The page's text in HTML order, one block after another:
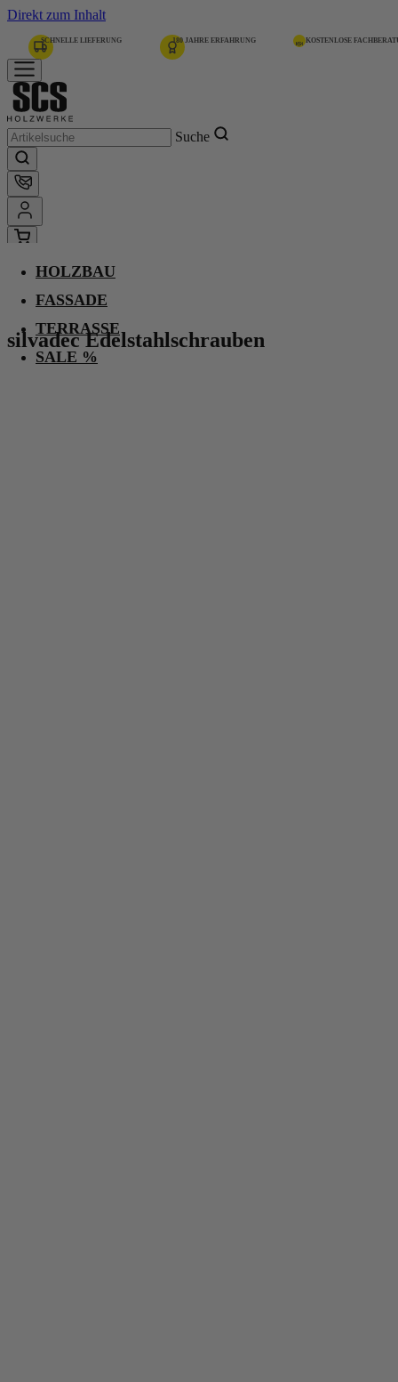
Direkt zum Inhalt
SCHNELLE LIEFERUNG 180 JAHRE ERFAHRUNG KOSTENLOSE
HOLZBAU
FASSADE
TERRASSE
SALE %
Suche
Home
silvadec Edelstahlschrauben